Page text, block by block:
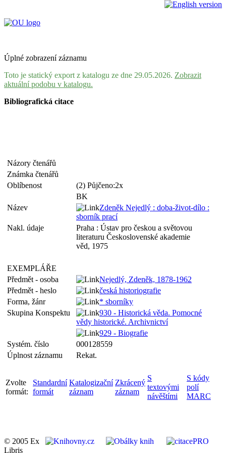
Úplné zobrazení záznamu
Toto je statický export z katalogu ze dne 29.05.2026. Zobrazit
aktuální podobu v katalogu.
Bibliografická citace
Názory čtenářů
Známka čtenářů
Oblíbenost
(2) Půjčeno:2x
BK
Název
Zdeněk Nejedlý : doba-život-dílo :
sborník prací
Nakl. údaje
Praha : Ústav pro českou a světovou
literaturu Československé akademie
věd, 1975
EXEMPLÁŘE
Předmět - osoba
Nejedlý, Zdeněk, 1878-1962
Předmět - heslo
česká historiografie
Forma, žánr
* sborníky
Skupina Konspektu
930 - Historická věda. Pomocné
vědy historické. Archivnictví
929 - Biografie
Systém. číslo
000128559
Úplnost záznamu
Rekat.
Zvolte
formát:
Standardní
formát
Katalogizační
záznam
Zkrácený
záznam
S
textovými
návěštími
S kódy
polí
MARC
© 2005 Ex
Libris